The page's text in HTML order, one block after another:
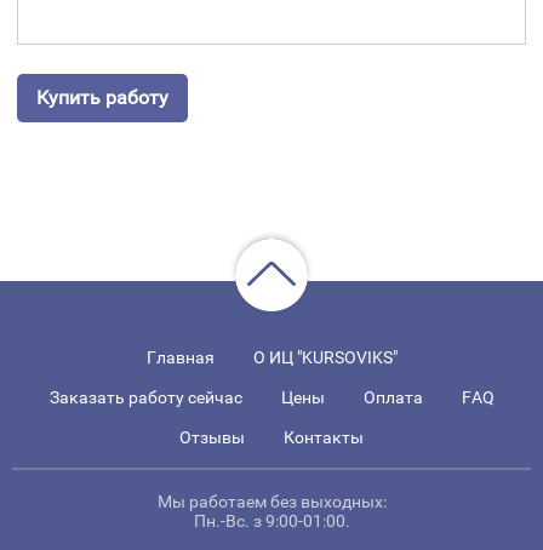
Купить работу
Главная О ИЦ "KURSOVIKS"
Заказать работу сейчас Цены Оплата FAQ
Отзывы Контакты
Мы работаем без выходных:
Пн.-Вс. з 9:00-01:00.